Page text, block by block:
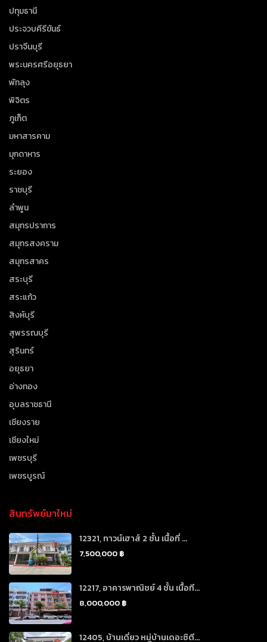
ปทุมธานี
ประจวบคีรีขันธ์
ปราจีนบุรี
พระนครศรีอยุธยา
พัทลุง
พิจิตร
ภูเก็ต
มหาสารคาม
มุกดาหาร
ระยอง
ราชบุรี
ลำพูน
สมุทรปราการ
สมุทรสงคราม
สมุทรสาคร
สระบุรี
สระแก้ว
สิงห์บุรี
สุพรรณบุรี
สุรินทร์
อยุธยา
อ่างทอง
อุบลราชธานี
เชียงราย
เชียงใหม่
เพชรบุรี
เพชรบูรณ์
สินทรัพย์มาใหม่
12321, ทาวน์เฮาส์ 2 ชั้น เนื้อที่ ...
7,500,000 ฿
12217, อาคารพาณิชย์ 4 ชั้น เนื้อที...
8,000,000 ฿
12405, บ้านเดี่ยว หมู่บ้านเดอะซิตี...